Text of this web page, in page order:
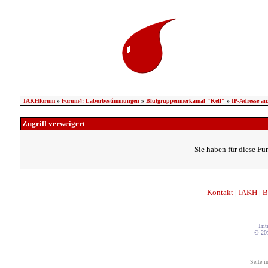
IAKHforum» Forum4: Laborbestimmungen » Blutgruppenmerkamal "Kell" » IP-Adresse
Zugriff verweigert
Sie haben für diese
Kontakt | IAKH |
©
Seite